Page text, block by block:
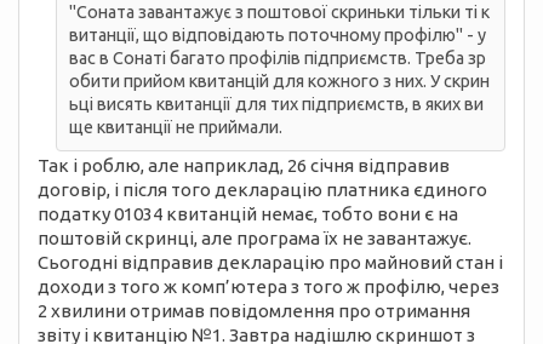
"Соната завантажує з поштової скриньки тільки ті к
витанції, що відповідають поточному профілю" - у
вас в Сонаті багато профілів підприємств. Треба зр
обити прийом квитанцій для кожного з них. У скрин
ьці висять квитанції для тих підприємств, в яких ви
ще квитанції не приймали.
Так і роблю, але наприклад, 26 січня відправив
договір, і після того декларацію платника єдиного
податку 01034 квитанцій немає, тобто вони є на
поштовій скринці, але програма їх не завантажує.
Сьогодні відправив декларацію про майновий стан і
доходи з того ж комп’ютера з того ж профілю, через
2 хвилини отримав повідомлення про отримання
звіту і квитанцію №1. Завтра надішлю скриншот з